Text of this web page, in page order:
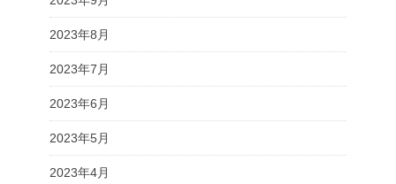
2023年8月
2023年7月
2023年6月
2023年5月
2023年4月